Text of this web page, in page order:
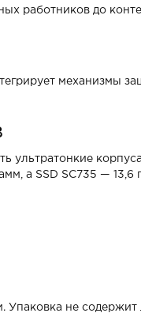
работников до
механизмы
ультратонкие
а SSD SC735 — 13,6
Упаковка не